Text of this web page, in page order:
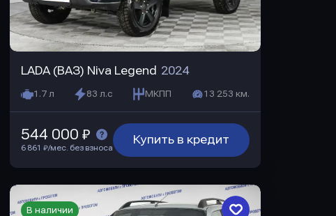
LADA (ВАЗ) Niva Legend 2024
1.7 л 83 л.с МКПП 13 253 км.
Купить в кредит
544 000 ₽
6 861 ₽/мес. без взноса
В наличии